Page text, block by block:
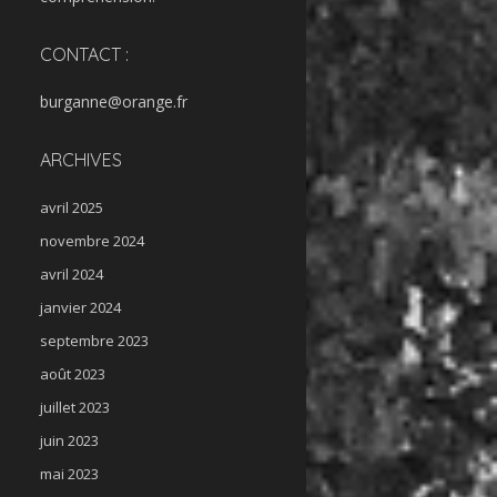
CONTACT :
burganne@orange.fr
ARCHIVES
avril 2025
novembre 2024
avril 2024
janvier 2024
septembre 2023
août 2023
juillet 2023
juin 2023
mai 2023